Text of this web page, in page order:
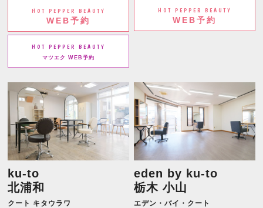
HOT PEPPER BEAUTY
WEB予約
HOT PEPPER BEAUTY
マツエク WEB予約
HOT PEPPER BEAUTY
WEB予約
ku-to
北浦和
クート キタウラワ
eden by ku-to
栃木 小山
エデン・バイ・クート